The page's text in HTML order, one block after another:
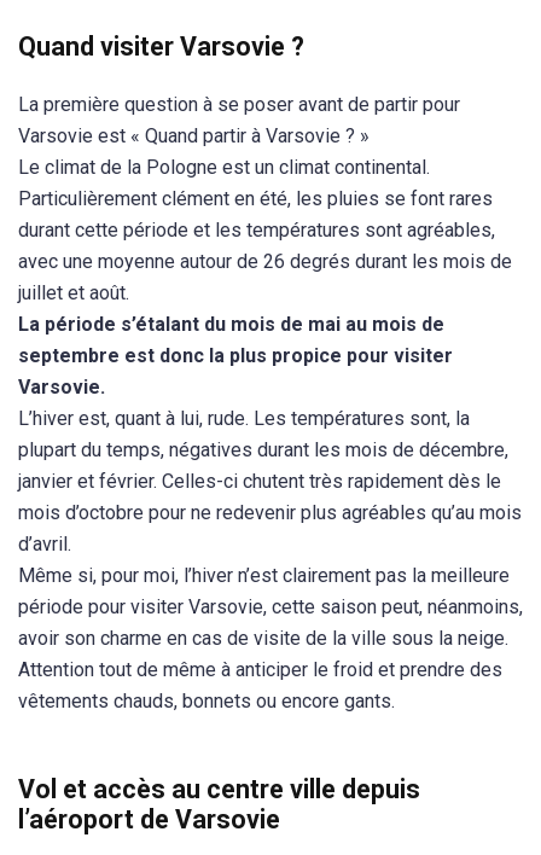
Quand visiter Varsovie ?
La première question à se poser avant de partir pour
Varsovie est « Quand partir à Varsovie ? »
Le climat de la Pologne est un climat continental.
Particulièrement clément en été, les pluies se font rares
durant cette période et les températures sont agréables,
avec une moyenne autour de 26 degrés durant les mois de
juillet et août.
La période s’étalant du mois de mai au mois de
septembre est donc la plus propice pour visiter
Varsovie.
L’hiver est, quant à lui, rude. Les températures sont, la
plupart du temps, négatives durant les mois de décembre,
janvier et février. Celles-ci chutent très rapidement dès le
mois d’octobre pour ne redevenir plus agréables qu’au mois
d’avril.
Même si, pour moi, l’hiver n’est clairement pas la meilleure
période pour visiter Varsovie, cette saison peut, néanmoins,
avoir son charme en cas de visite de la ville sous la neige.
Attention tout de même à anticiper le froid et prendre des
vêtements chauds, bonnets ou encore gants.
Vol et accès au centre ville depuis
l’aéroport de Varsovie